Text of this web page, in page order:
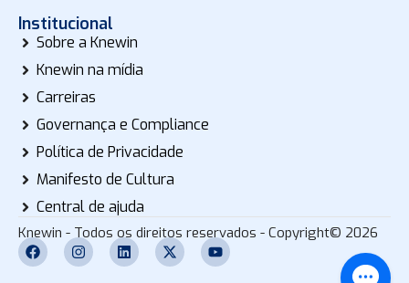
Institucional
Sobre a Knewin
Knewin na mídia
Carreiras
Governança e Compliance
Política de Privacidade
Manifesto de Cultura
Central de ajuda
Knewin - Todos os direitos reservados - Copyright© 2026